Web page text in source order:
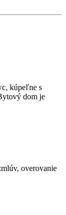
kúpeľne s
dom je
overovanie